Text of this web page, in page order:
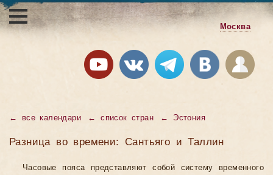
Москва
← все календари ←список стран ← Эстония
Разница во времени: Сантьяго и Таллин
Часовые пояса представляют собой систему временного